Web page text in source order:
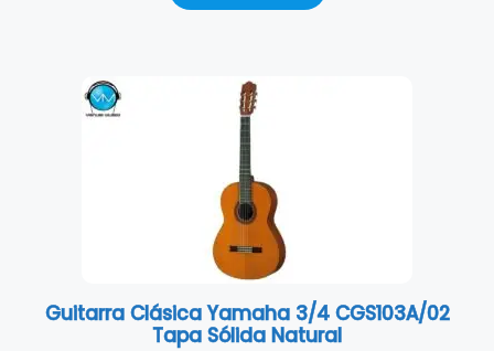
Guitarra Clásica Yamaha 3/4 CGS103A/02
Tapa Sólida Natural